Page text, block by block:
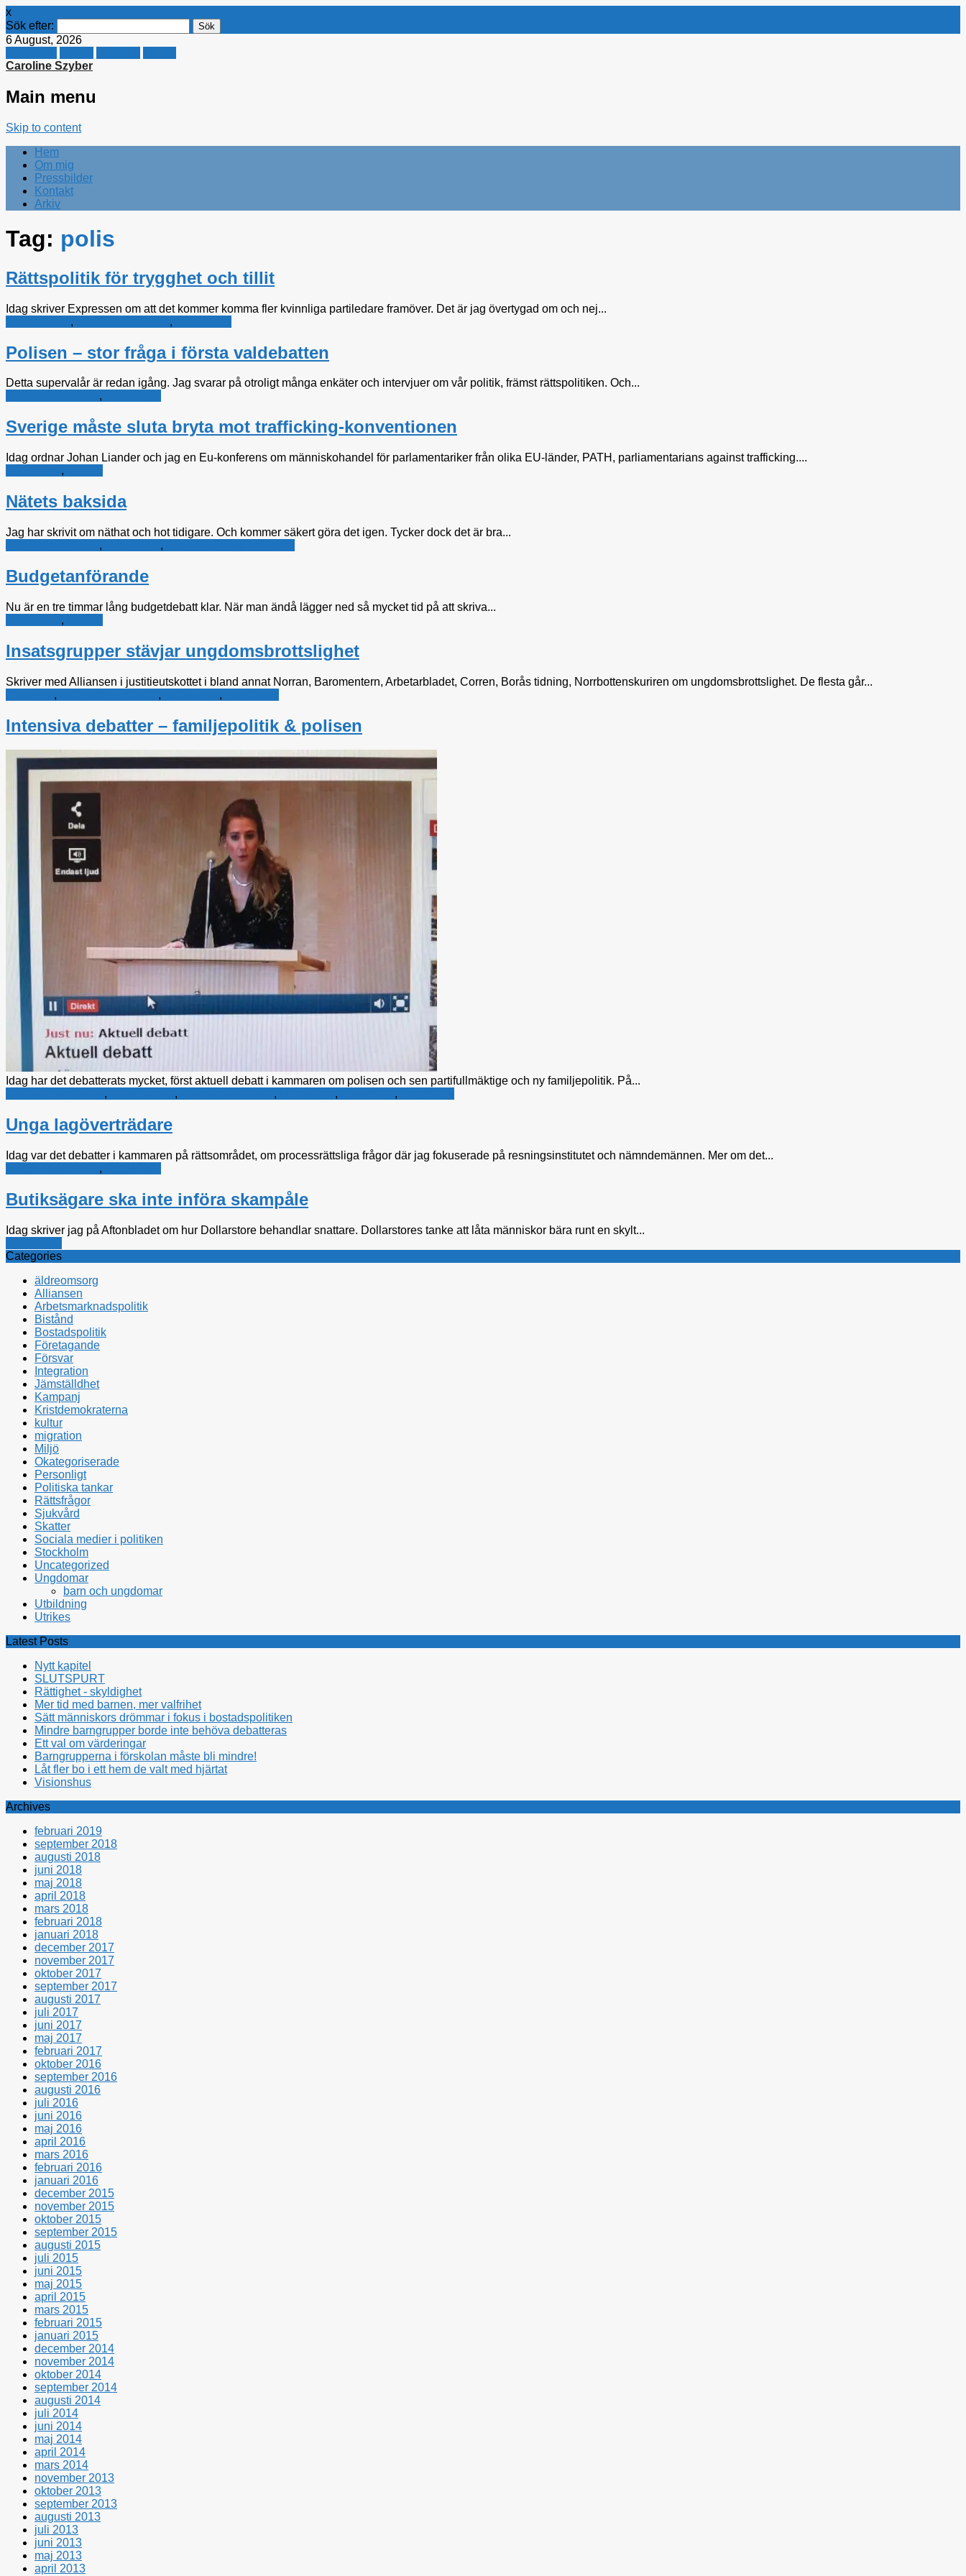
x
Sök efter:
6 August, 2026
Caroline Szyber
Main menu
Skip to content
Hem
Om mig
Pressbilder
Kontakt
Arkiv
Tag: polis
Rättspolitik för trygghet och tillit
Idag skriver Expressen om att det kommer komma fler kvinnliga partiledare framöver. Det är jag övertygad om och nej...
, ,
Polisen – stor fråga i första valdebatten
Detta supervalår är redan igång. Jag svarar på otroligt många enkäter och intervjuer om vår politik, främst rättspolitiken. Och...
,
Sverige måste sluta bryta mot trafficking-konventionen
Idag ordnar Johan Liander och jag en Eu-konferens om människohandel för parlamentariker från olika EU-länder, PATH, parliamentarians against trafficking....
,
Nätets baksida
Jag har skrivit om näthat och hot tidigare. Och kommer säkert göra det igen. Tycker dock det är bra...
, ,
Budgetanförande
Nu är en tre timmar lång budgetdebatt klar. När man ändå lägger ned så mycket tid på att skriva...
,
Insatsgrupper stävjar ungdomsbrottslighet
Skriver med Alliansen i justitieutskottet i bland annat Norran, Baromentern, Arbetarbladet, Corren, Borås tidning, Norrbottenskuriren om ungdomsbrottslighet. De flesta går...
, , ,
Intensiva debatter – familjepolitik & polisen
Idag har det debatterats mycket, först aktuell debatt i kammaren om polisen och sen partifullmäktige och ny familjepolitik. På...
, , , , ,
Unga lagöverträdare
Idag var det debatter i kammaren på rättsområdet, om processrättsliga frågor där jag fokuserade på resningsinstitutet och nämndemännen. Mer om det...
,
Butiksägare ska inte införa skampåle
Idag skriver jag på Aftonbladet om hur Dollarstore behandlar snattare. Dollarstores tanke att låta människor bära runt en skylt...
Categories
äldreomsorg
Alliansen
Arbetsmarknadspolitik
Bistånd
Bostadspolitik
Företagande
Försvar
Integration
Jämställdhet
Kampanj
Kristdemokraterna
kultur
migration
Miljö
Okategoriserade
Personligt
Politiska tankar
Rättsfrågor
Sjukvård
Skatter
Sociala medier i politiken
Stockholm
Uncategorized
Ungdomar
barn och ungdomar
Utbildning
Utrikes
Latest Posts
Nytt kapitel
SLUTSPURT
Rättighet - skyldighet
Mer tid med barnen, mer valfrihet
Sätt människors drömmar i fokus i bostadspolitiken
Mindre barngrupper borde inte behöva debatteras
Ett val om värderingar
Barngrupperna i förskolan måste bli mindre!
Låt fler bo i ett hem de valt med hjärtat
Visionshus
Archives
februari 2019
september 2018
augusti 2018
juni 2018
maj 2018
april 2018
mars 2018
februari 2018
januari 2018
december 2017
november 2017
oktober 2017
september 2017
augusti 2017
juli 2017
juni 2017
maj 2017
februari 2017
oktober 2016
september 2016
augusti 2016
juli 2016
juni 2016
maj 2016
april 2016
mars 2016
februari 2016
januari 2016
december 2015
november 2015
oktober 2015
september 2015
augusti 2015
juli 2015
juni 2015
maj 2015
april 2015
mars 2015
februari 2015
januari 2015
december 2014
november 2014
oktober 2014
september 2014
augusti 2014
juli 2014
juni 2014
maj 2014
april 2014
mars 2014
november 2013
oktober 2013
september 2013
augusti 2013
juli 2013
juni 2013
maj 2013
april 2013